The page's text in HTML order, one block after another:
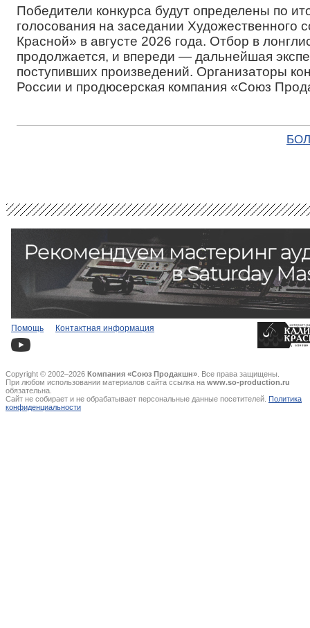
Победители конкурса будут определены по
голосования на заседании Художественного
Красной» в августе 2026 года. Отбор в
продолжается, и впереди — дальнейшая
поступивших произведений. Организаторы
России и продюсерская компания «Союз
Помощь Контактная информация
Copyright © 2002–2026 Компания «Союз Продакшн» . Все права защищены.
При любом использовании материалов сайта ссылка на www.so-production.ru
обязательна.
Сайт не собирает и не обрабатывает персональные данные посетителей. Политика
конфиденциальности